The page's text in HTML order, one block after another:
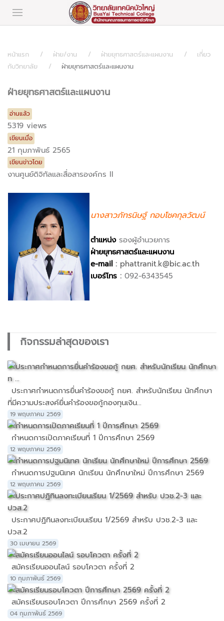
หน้าแรก ฝ่าย/งาน ฝ่ายยุทธศาสตร์และแผนงาน
เกี่ยว
กับวิทยาลัย
ฝ่ายยุทธศาสตร์และแผนงาน
ฝ่ายยุทธศาสตร์และแผนงาน
อ่านแล้ว
5319 views
เขียนเมื่อ
21 กุมภาพันธ์ 2565
เขียนข่าวโดย
งานศูนย์ดิจิทัลและสื่อสารองค์กร II
นางสาวภัทรนิษฐ์ กอบโชคกุลวัฒน์
ตำแหน่งรองผู้อำนวยการ
ฝ่ายยุทธศาสตร์และแผนงาน
e-mail: phattranit.k@bic.ac.th
เบอร์โทร : 092-6343545
กิจกรรมล่าสุดของเรา
ประกาศกำหนดการยื่นคำร้องขอกู้ กยศ. สำหรับนักเรียน นักศึกษา
ที่มีความประสงค์ยื่นคำร้องขอกู้กองทุนเงิน...
19 พฤษภาคม 2569
กำหนดการเปิดภาคเรียนที่ 1 ปีการศึกษา 2569
12 พฤษภาคม 2569
กำหนดการปฐมนิเทศ นักเรียน นักศึกษาใหม่ ปีการศึกษา 2569
12 พฤษภาคม 2569
ประกาศปฏิทินลงทะเบียนเรียน 1/2569 สำหรับ ปวช.2-3 และ
ปวส.2
30 เมษายน 2569
สมัครเรียนออนไลน์ รอบโควตา ครั้งที่ 2
10 กุมภาพันธ์ 2569
สมัครเรียนรอบโควตา ปีการศึกษา 2569 ครั้งที่ 2
04 กุมภาพันธ์ 2569